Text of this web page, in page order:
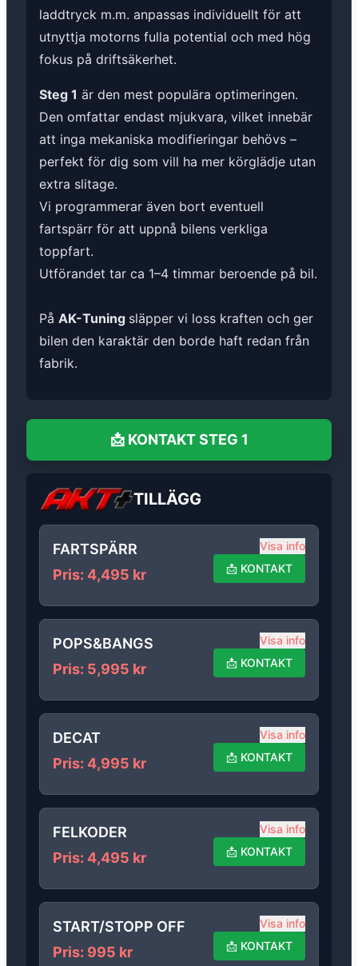
laddtryck m.m. anpassas individuellt för att
utnyttja motorns fulla potential och med hög
fokus på driftsäkerhet.
Steg 1 är den mest populära optimeringen.
Den omfattar endast mjukvara, vilket innebär
att inga mekaniska modifieringar behövs –
perfekt för dig som vill ha mer körglädje utan
extra slitage.
Vi programmerar även bort eventuell
fartspärr för att uppnå bilens verkliga
toppfart.
Utförandet tar ca 1–4 timmar beroende på bil.
På AK-Tuning släpper vi loss kraften och ger
bilen den karaktär den borde haft redan från
fabrik.
📩 KONTAKT STEG 1
TILLÄGG
FARTSPÄRR
Pris: 4,495 kr
Visa info
📩 KONTAKT
POPS&BANGS
Pris: 5,995 kr
Visa info
📩 KONTAKT
DECAT
Pris: 4,995 kr
Visa info
📩 KONTAKT
FELKODER
Pris: 4,495 kr
Visa info
📩 KONTAKT
START/STOPP OFF
Pris: 995 kr
Visa info
📩 KONTAKT